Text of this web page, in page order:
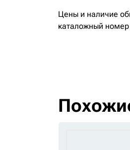
Цены и наличие
каталожный